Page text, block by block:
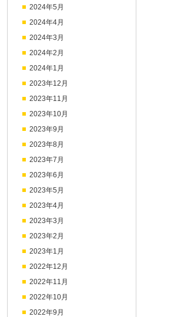
2024年5月
2024年4月
2024年3月
2024年2月
2024年1月
2023年12月
2023年11月
2023年10月
2023年9月
2023年8月
2023年7月
2023年6月
2023年5月
2023年4月
2023年3月
2023年2月
2023年1月
2022年12月
2022年11月
2022年10月
2022年9月